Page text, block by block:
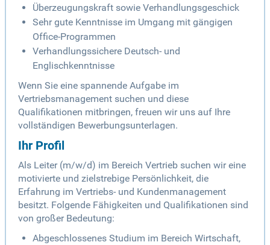
Überzeugungskraft sowie Verhandlungsgeschick
Sehr gute Kenntnisse im Umgang mit gängigen
Office-Programmen
Verhandlungssichere Deutsch- und
Englischkenntnisse
Wenn Sie eine spannende Aufgabe im
Vertriebsmanagement suchen und diese
Qualifikationen mitbringen, freuen wir uns auf Ihre
vollständigen Bewerbungsunterlagen.
Ihr Profil
Als Leiter (m/w/d) im Bereich Vertrieb suchen wir eine
motivierte und zielstrebige Persönlichkeit, die
Erfahrung im Vertriebs- und Kundenmanagement
besitzt. Folgende Fähigkeiten und Qualifikationen sind
von großer Bedeutung:
Abgeschlossenes Studium im Bereich Wirtschaft,